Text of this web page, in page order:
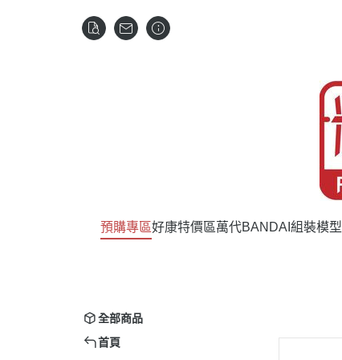
預購專區好康特價區萬代BANDAI組裝模型
全部商品
首頁